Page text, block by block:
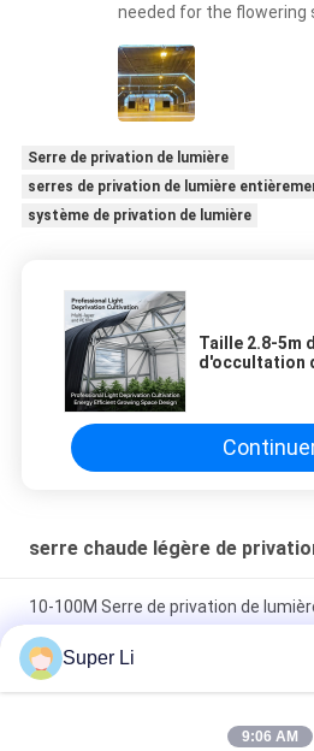
needed for the flowering
issues this harvest!
Serre de privation de lumière
serres de privation de lumière
système de privation de lumière
Taille 2.8-5m
d'occultation
serre chaude légère de
10-100M Serre de privation de
100% d'ombrage
100% Dark Out Shading Système
Super Li
9:06 AM